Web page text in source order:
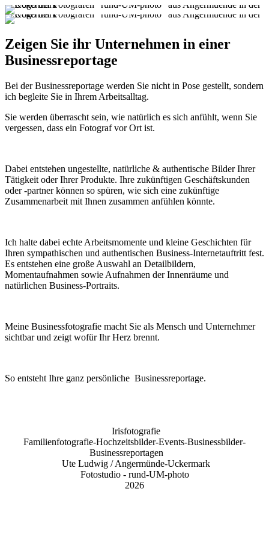
Zeigen Sie ihr Unternehmen in einer
Businessreportage
Bei der Businessreportage werden Sie nicht in Pose gestellt, sondern
ich begleite Sie in Ihrem Arbeitsalltag.
Sie werden überrascht sein, wie natürlich es sich anfühlt, wenn Sie
vergessen, dass ein Fotograf vor Ort ist.
Dabei entstehen ungestellte, natürliche & authentische Bilder Ihrer
Tätigkeit oder Ihrer Produkte. Ihre zukünftigen Geschäftskunden
oder -partner können so spüren, wie sich eine zukünftige
Zusammenarbeit mit Ihnen zusammen anfühlen könnte.
Ich halte dabei echte Arbeitsmomente und kleine Geschichten für
Ihren sympathischen und authentischen Business-Internetauftritt fest.
Es entstehen eine große Auswahl an Detailbildern,
Momentaufnahmen sowie Aufnahmen der Innenräume und
natürlichen Business-Portraits.
Meine Businessfotografie macht Sie als Mensch und Unternehmer
sichtbar und zeigt wofür Ihr Herz brennt.
So entsteht Ihre ganz persönliche Businessreportage.
Irisfotografie
Familienfotografie-Hochzeitsbilder-Events-Businessbilder-
Businessreportagen
Ute Ludwig / Angermünde-Uckermark
Fotostudio - rund-UM-photo
2026